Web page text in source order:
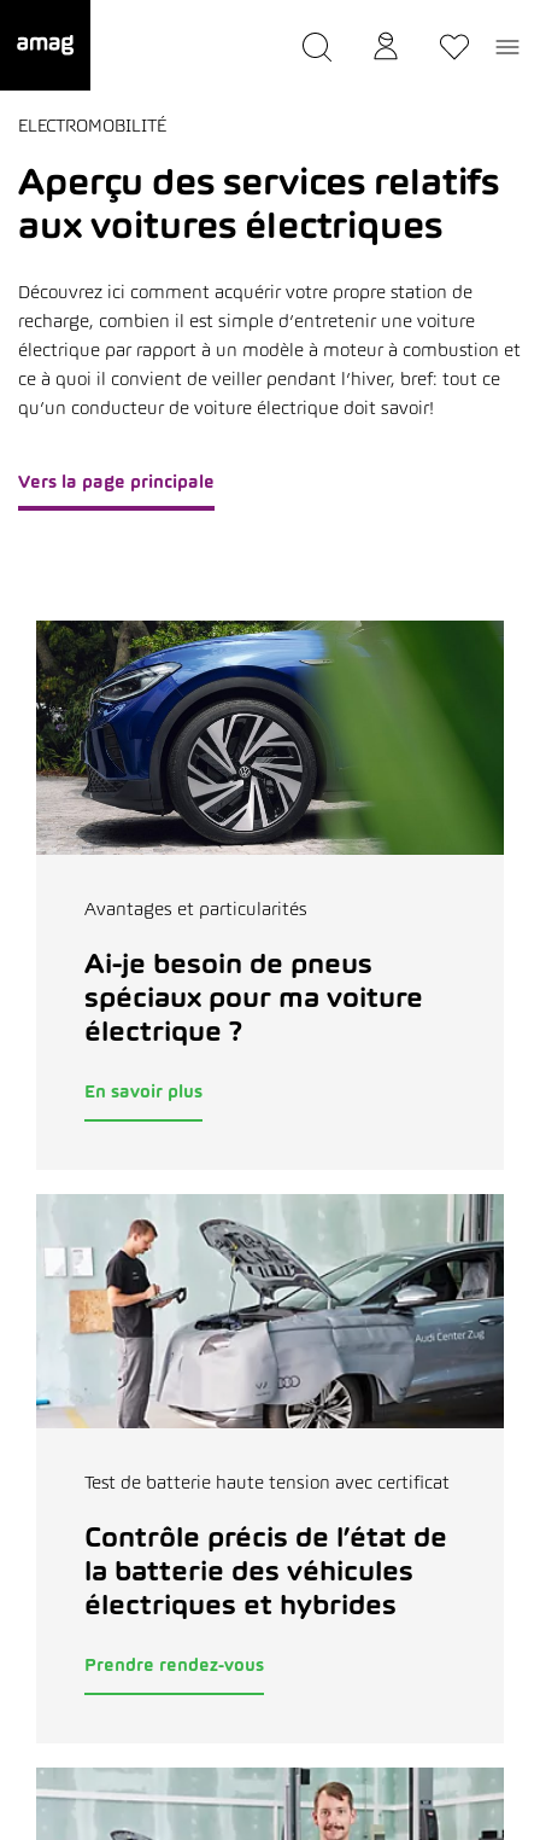
ELECTROMOBILITÉ
Aperçu des services relatifs
aux voitures électriques
Découvrez ici comment acquérir votre propre station de
recharge, combien il est simple d’entretenir une voiture
électrique par rapport à un modèle à moteur à combustion et
ce à quoi il convient de veiller pendant l’hiver, bref: tout ce
qu’un conducteur de voiture électrique doit savoir!
Vers la page principale
Avantages et particularités
Ai-je besoin de pneus
spéciaux pour ma voiture
électrique ?
En savoir plus
Test de batterie haute tension avec certificat
Contrôle précis de l’état de
la batterie des véhicules
électriques et hybrides
Prendre rendez-vous